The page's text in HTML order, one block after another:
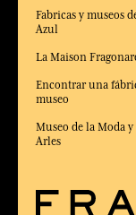
Fabricas y museos
Azul
La Maison
Encontrar una
museo
Museo de la Moda y
Arles